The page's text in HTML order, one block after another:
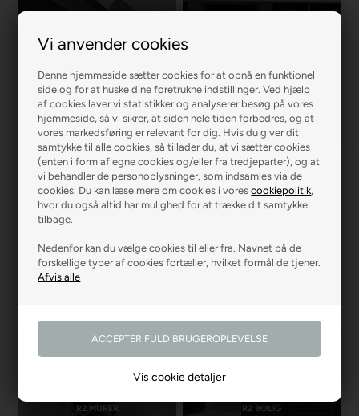
Vi anvender cookies
Denne hjemmeside sætter cookies for at opnå en funktionel
side og for at huske dine foretrukne indstillinger. Ved hjælp
af cookies laver vi statistikker og analyserer besøg på vores
hjemmeside, så vi sikrer, at siden hele tiden forbedres, og at
vores markedsføring er relevant for dig. Hvis du giver dit
samtykke til alle cookies, så tillader du, at vi sætter cookies
(enten i form af egne cookies og/eller fra tredjeparter), og at
vi behandler de personoplysninger, som indsamles via de
cookies. Du kan læse mere om cookies i vorescookiepolitik,
hvor du også altid har mulighed for at trække dit samtykke
tilbage.
Nedenfor kan du vælge cookies til eller fra. Navnet på de
forskellige typer af cookies fortæller, hvilket formål de tjener.
Vis cookie detaljer
R2 MALERFIRMA R2 FARVEHANDEL
R2 GARDINER R2 GULVE
R2 MURER R2 BOLIG